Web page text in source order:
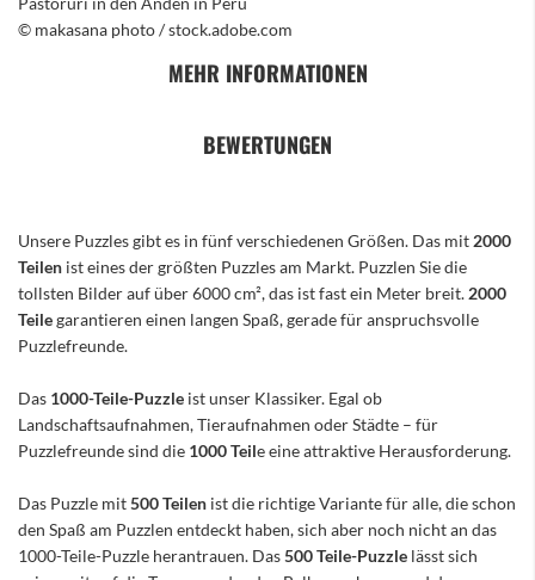
© makasana photo / stock.adobe.com
MEHR INFORMATIONEN
BEWERTUNGEN
Unsere Puzzles gibt es in fünf verschiedenen Größen. Das mit 2000
Teilen ist eines der größten Puzzles am Markt. Puzzlen Sie die
tollsten Bilder auf über 6000 cm², das ist fast ein Meter breit. 2000
Teilegarantieren einen langen Spaß, gerade für anspruchsvolle
Puzzlefreunde.
Das 1000-Teile-Puzzle ist unser Klassiker. Egal ob
Landschaftsaufnahmen, Tieraufnahmen oder Städte – für
Puzzlefreunde sind die 1000 Teile eine attraktive Herausforderung.
Das Puzzle mit500 Teilen ist die richtige Variante für alle, die schon
den Spaß am Puzzlen entdeckt haben, sich aber noch nicht an das
1000-Teile-Puzzle herantrauen. Das500 Teile-Puzzle lässt sich